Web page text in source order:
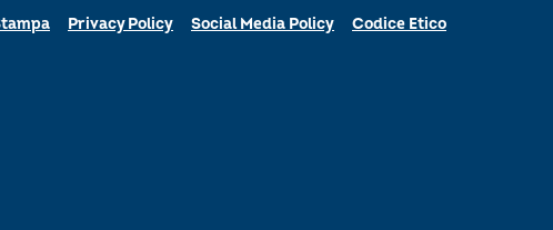
Privacy Policy Social Media Policy Codice Etico